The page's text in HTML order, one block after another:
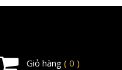
Giỏ hàng ( 0 )